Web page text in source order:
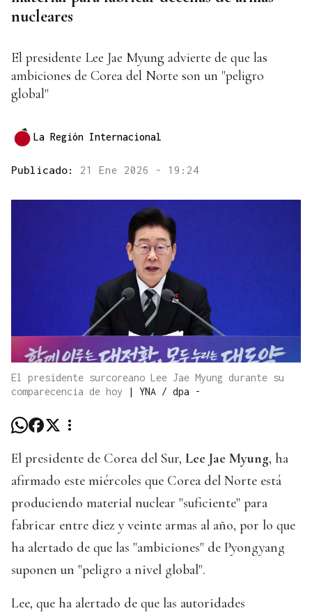
nucleares
El presidente Lee Jae Myung advierte de que las
ambiciones de Corea del Norte son un "peligro
global"
La Región Internacional
Publicado: 21 Ene 2026 - 19:24
El presidente surcoreano Lee Jae Myung durante su
comparecencia de hoy
| YNA / dpa -
El presidente de Corea del Sur, Lee Jae Myung, ha
afirmado este miércoles que Corea del Norte está
produciendo material nuclear "suficiente" para
fabricar entre diez y veinte armas al año, por lo que
ha alertado de que las "ambiciones" de Pyongyang
suponen un "peligro a nivel global".
Lee, que ha alertado de que las autoridades